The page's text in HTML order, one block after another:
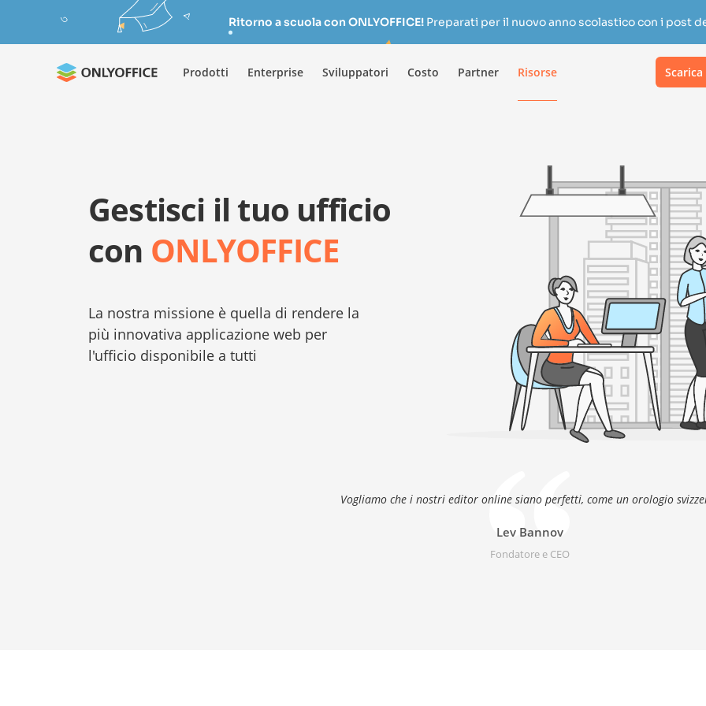
Ritorno a scuola con ONLYOFFICE! Preparati per il nuovo anno scolastico con i post
Prodotti Enterprise Sviluppatori Costo Partner Risorse Scarica
Gestisci il tuo ufficio
con ONLYOFFICE
La nostra missione è quella di rendere la
più innovativa applicazione web per
l'ufficio disponibile a tutti
Vogliamo che i nostri editor online siano perfetti, come un orologio
Lev Bannov
Fondatore e CEO